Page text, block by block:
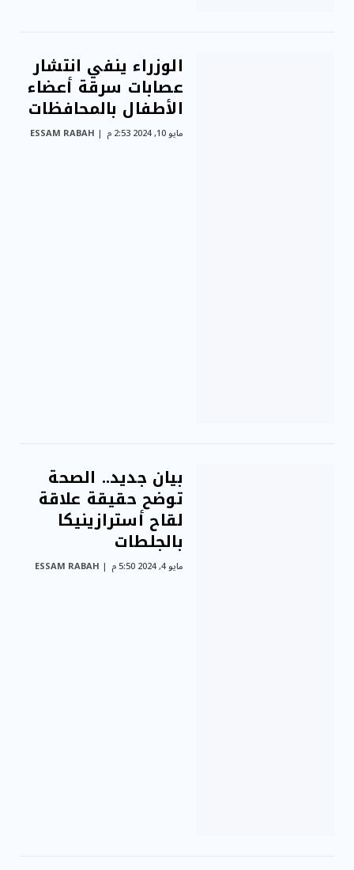
الوزراء ينفي انتشار
عصابات سرقة أعضاء
الأطفال بالمحافظات
مايو 10, 2024 2:53 م ESSAM RABAH
بيان جديد.. الصحة
توضح حقيقة علاقة
لقاح أسترازينيكا
بالجلطات
مايو 4, 2024 5:50 م ESSAM RABAH